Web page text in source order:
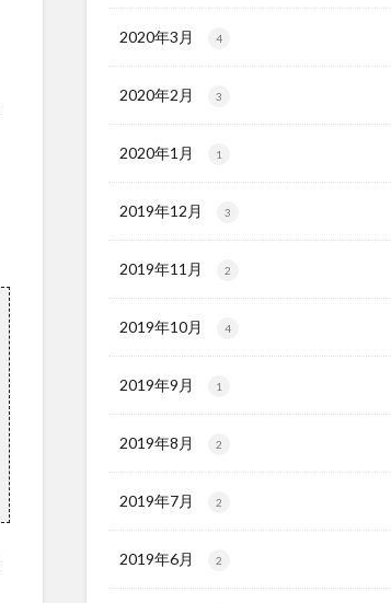
2020年3月 4
2020年2月 3
2020年1月 1
2019年12月 3
2019年11月 2
2019年10月 4
2019年9月 1
2019年8月 2
2019年7月 2
2019年6月 2